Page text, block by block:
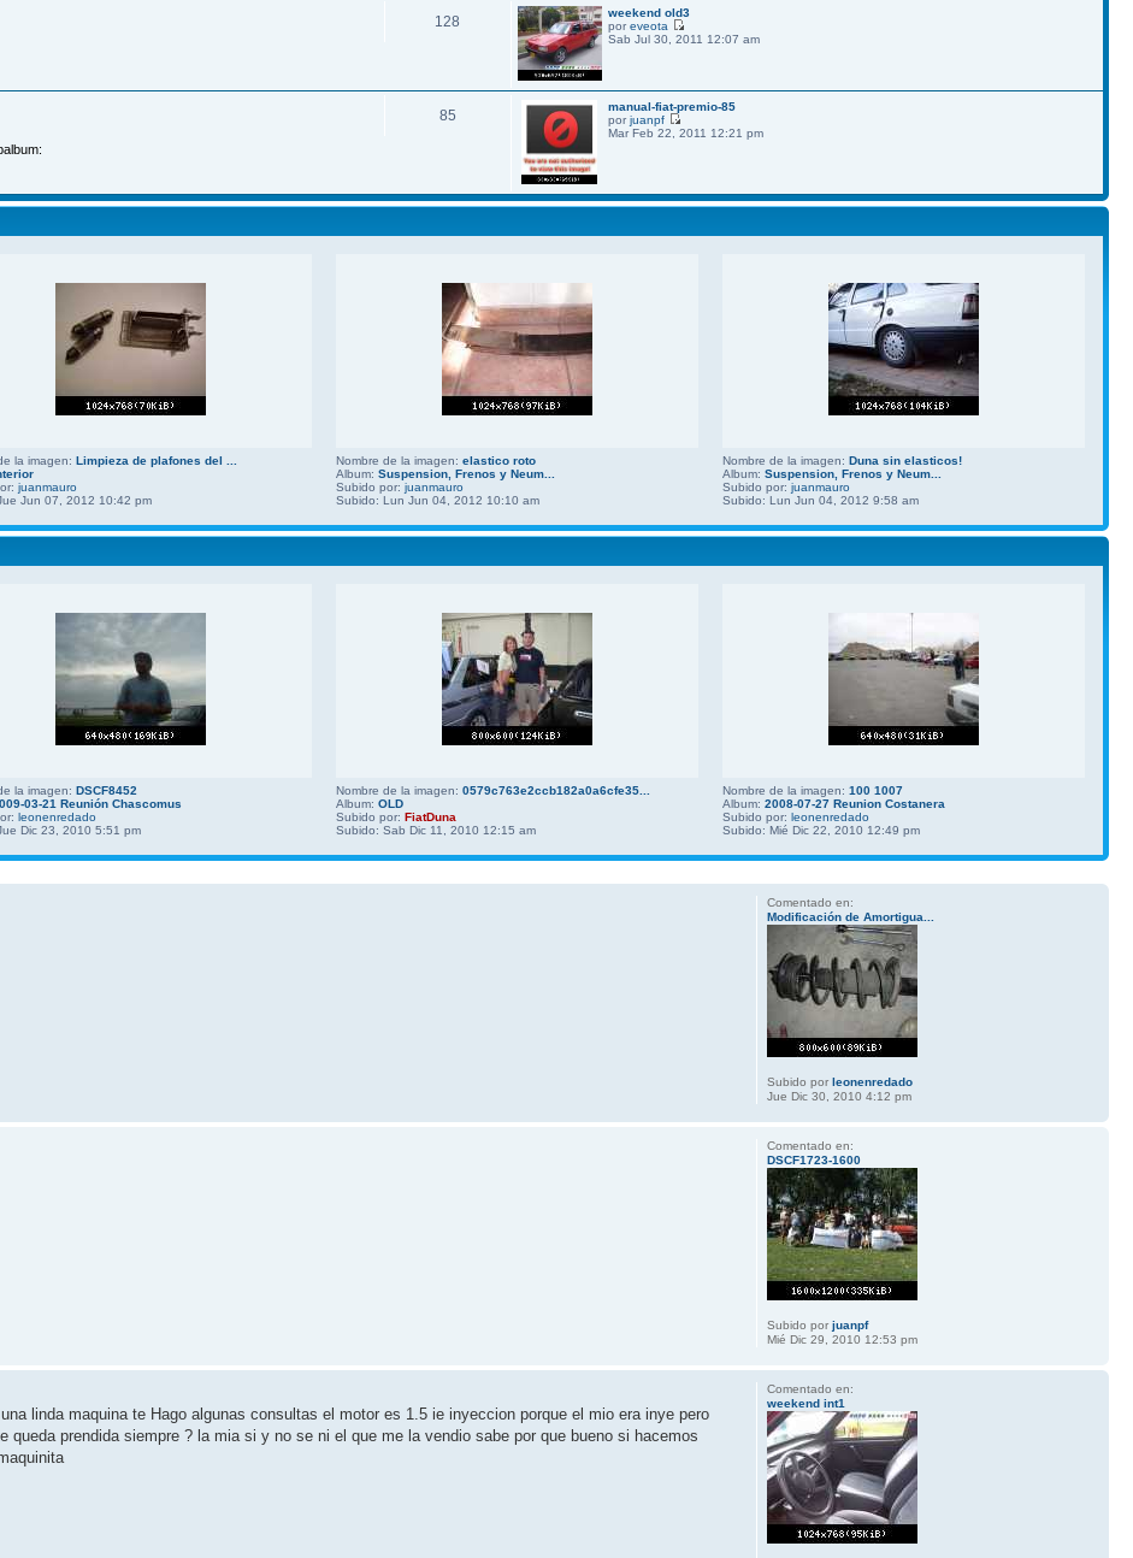
128
weekend old3
por eveota
Sab Jul 30, 2011 12:07 am
85
manual-fiat-premio-85
por juanpf
Mar Feb 22, 2011 12:21 pm
la imagen: Limpieza de plafones del ...
juanmauro
Jun 07, 2012 10:42 pm
Nombre de la imagen: elastico roto
Album: Suspension, Frenos y Neum...
Subido por: juanmauro
Subido: Lun Jun 04, 2012 10:10 am
Nombre de la imagen: Duna sin elasticos!
Album: Suspension, Frenos y Neum...
Subido por: juanmauro
Subido: Lun Jun 04, 2012 9:58 am
la imagen: DSCF8452
03-21 Reunión Chascomus
leonenredado
Dic 23, 2010 5:51 pm
Nombre de la imagen: 0579c763e2ccb182a0a6cfe35...
Album: OLD
Subido por: FiatDuna
Subido: Sab Dic 11, 2010 12:15 am
Nombre de la imagen: 100 1007
Album: 2008-07-27 Reunion Costanera
Subido por: leonenredado
Subido: Mié Dic 22, 2010 12:49 pm
Comentado en:
Modificación de Amortigua...
Subido por leonenredado
Jue Dic 30, 2010 4:12 pm
Comentado en:
DSCF1723-1600
Subido por juanpf
Mié Dic 29, 2010 12:53 pm
linda maquina te Hago algunas consultas el motor es 1.5 ie inyeccion porque el mio era inye pero
queda prendida siempre ? la mia si y no se ni el que me la vendio sabe por que bueno si hacemos
Comentado en:
weekend int1